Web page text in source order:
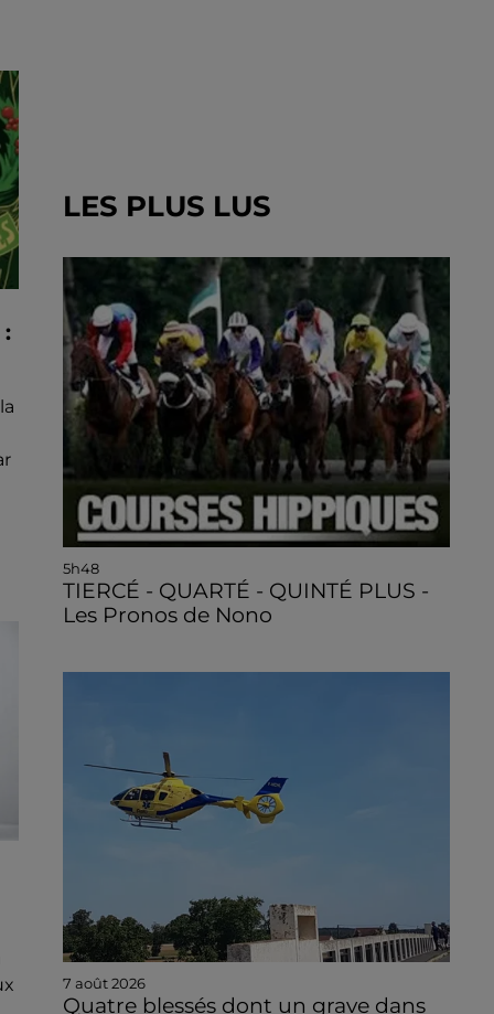
:
LES PLUS LUS
5h48
TIERCÉ - QUARTÉ - QUINTÉ PLUS -
Les Pronos de Nono
7 août 2026
Quatre blessés dont un grave dans